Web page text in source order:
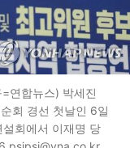
연합뉴스) 박세진
회 경선 첫날인 6일
회에서 이재명 당